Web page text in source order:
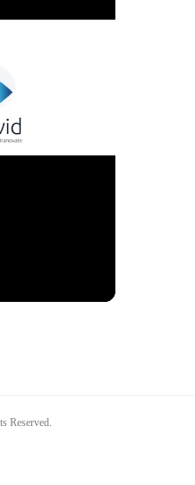
Reserved.